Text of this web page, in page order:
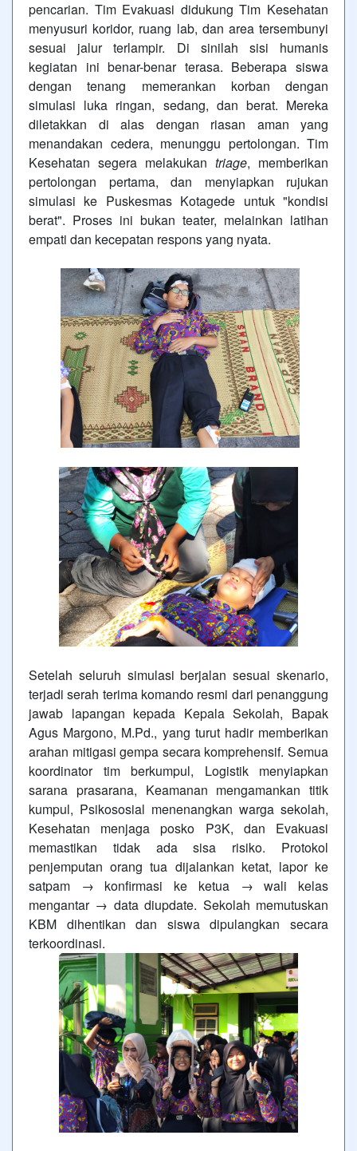
pencarian. Tim Evakuasi didukung Tim Kesehatan
menyusuri koridor, ruang lab, dan area tersembunyi
sesuai jalur terlampir. Di sinilah sisi humanis
kegiatan ini benar-benar terasa. Beberapa siswa
dengan tenang memerankan korban dengan
simulasi luka ringan, sedang, dan berat. Mereka
diletakkan di alas dengan riasan aman yang
menandakan cedera, menunggu pertolongan. Tim
Kesehatan segera melakukan triage, memberikan
pertolongan pertama, dan menyiapkan rujukan
simulasi ke Puskesmas Kotagede untuk "kondisi
berat". Proses ini bukan teater, melainkan latihan
empati dan kecepatan respons yang nyata.
Setelah seluruh simulasi berjalan sesuai skenario,
terjadi serah terima komando resmi dari penanggung
jawab lapangan kepada Kepala Sekolah, Bapak
Agus Margono, M.Pd., yang turut hadir memberikan
arahan mitigasi gempa secara komprehensif. Semua
koordinator tim berkumpul, Logistik menyiapkan
sarana prasarana, Keamanan mengamankan titik
kumpul, Psikososial menenangkan warga sekolah,
Kesehatan menjaga posko P3K, dan Evakuasi
memastikan tidak ada sisa risiko. Protokol
penjemputan orang tua dijalankan ketat, lapor ke
satpam → konfirmasi ke ketua → wali kelas
mengantar → data diupdate. Sekolah memutuskan
KBM dihentikan dan siswa dipulangkan secara
terkoordinasi.